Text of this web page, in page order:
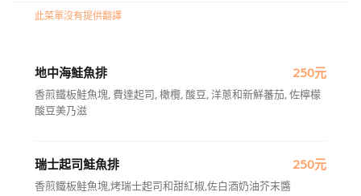
此菜單沒有提供翻譯
地中海鮭魚排 250元
香煎鐵板鮭魚塊, 費達起司, 橄欖, 酸豆, 洋蔥和新鮮蕃茄, 佐檸檬
酸豆美乃滋
瑞士起司鮭魚排 250元
香煎鐵板鮭魚塊,烤瑞士起司和甜紅椒,佐白酒奶油芥末醬